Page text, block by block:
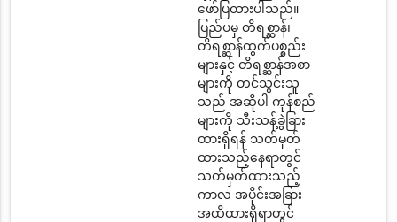
ဖော်ပြထားပါသည်။
ပြည်ပမှ တိရစ္ဆာန်၊
တိရစ္ဆာန်ထွက်ပစ္စည်း
များနှင့် တိရစ္ဆာန်အစာ
များကို တင်သွင်းသူ
သည် အဆိုပါ ကုန်စည်
များကို သီးသန့်ခွဲခြား
ထားရှိရန် သတ်မှတ်
ထားသည့်နေရာတွင်
သတ်မှတ်ထားသည့်
ကာလ အပိုင်းအခြား
အထိထားရှိရာတွင်